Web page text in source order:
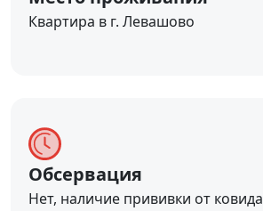
Квартира в г. Левашово
Обсервация
Нет, наличие прививки от ковида